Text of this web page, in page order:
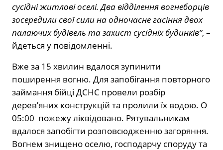
сусідні житлові оселі. Два відділення вогнеборців
зосередили свої сили на одночасне гасіння двох
палаючих будівель та захист сусідніх будинків”, –
йдеться у повідомленні.
Вже за 15 хвилин вдалося зупинити
поширення вогню. Для запобігання повторного
займання бійці ДСНС провели розбір
дерев’яних конструкцій та пролили їх водою. О
05:00 пожежу ліквідовано. Рятувальникам
вдалося запобігти розповсюдженню загоряння.
Вогнем знищено оселю, господарчу споруду та